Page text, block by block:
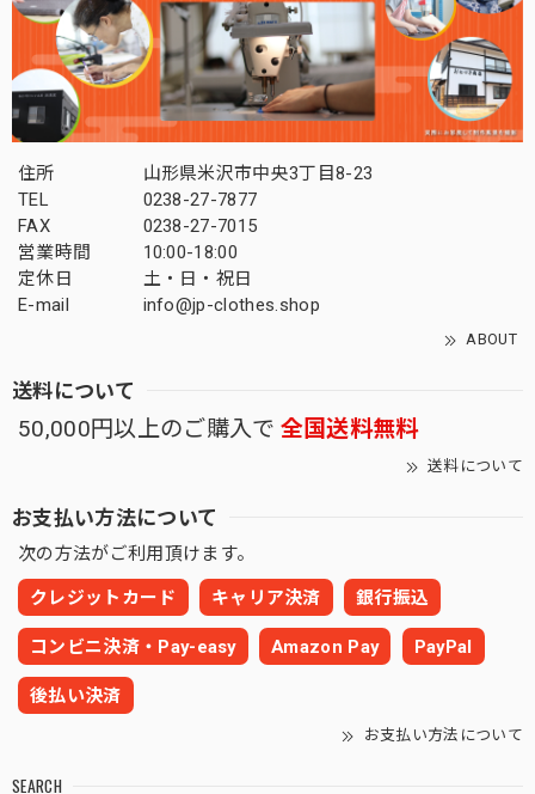
住所
山形県米沢市中央3丁目8-23
TEL
0238-27-7877
FAX
0238-27-7015
営業時間
10:00-18:00
定休日
土・日・祝日
E-mail
info@jp-clothes.shop
ABOUT
送料について
50,000円以上のご購入で 全国送料無料
送料について
お支払い方法について
次の方法がご利用頂けます。
クレジットカード キャリア決済 銀行振込
コンビニ決済・Pay-easy Amazon Pay PayPal
後払い決済
お支払い方法について
SEARCH